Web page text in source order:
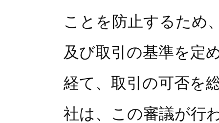
ことを防止するため
及び取引の基準を定
経て、取引の可否を
社は、この審議が行